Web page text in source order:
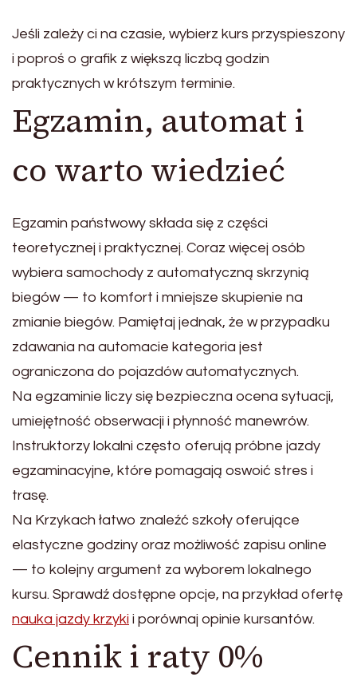
Jeśli zależy ci na czasie, wybierz kurs przyspieszony
i poproś o grafik z większą liczbą godzin
praktycznych w krótszym terminie.
Egzamin, automat i
co warto wiedzieć
Egzamin państwowy składa się z części
teoretycznej i praktycznej. Coraz więcej osób
wybiera samochody z automatyczną skrzynią
biegów — to komfort i mniejsze skupienie na
zmianie biegów. Pamiętaj jednak, że w przypadku
zdawania na automacie kategoria jest
ograniczona do pojazdów automatycznych.
Na egzaminie liczy się bezpieczna ocena sytuacji,
umiejętność obserwacji i płynność manewrów.
Instruktorzy lokalni często oferują próbne jazdy
egzaminacyjne, które pomagają oswoić stres i
trasę.
Na Krzykach łatwo znaleźć szkoły oferujące
elastyczne godziny oraz możliwość zapisu online
— to kolejny argument za wyborem lokalnego
kursu. Sprawdź dostępne opcje, na przykład ofertę
nauka jazdy krzyki i porównaj opinie kursantów.
Cennik i raty 0%